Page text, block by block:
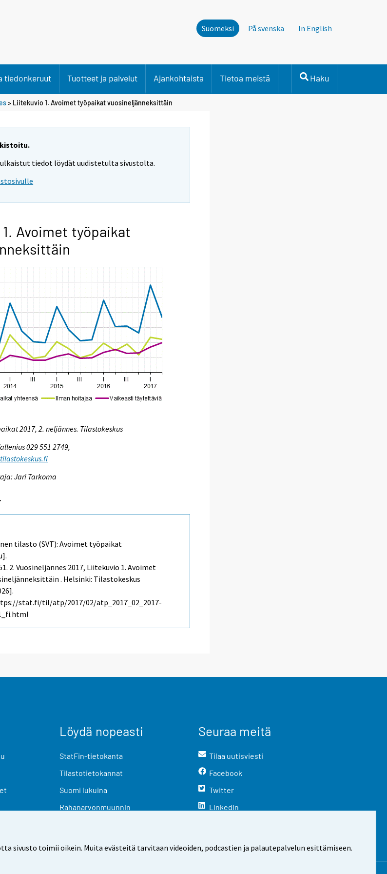
sivusto toimii oikein. Muita evästeitä tarvitaan videoiden, podcastien ja palautepalvelun esittämiseen.
Suomeksi På svenska In English
tiedonkeruut Tuotteet ja palvelut Ajankohtaista Tietoa meistä Haku
> Liitekuvio 1. Avoimet työpaikat vuosineljänneksittäin
julkaistut tiedot löydät uudistetulta sivustolta.
Avoimet työpaikat
2017, 2. neljännes. Tilastokeskus
029 551 2749,
Jari Tarkoma
tilasto (SVT): Avoimet työpaikat
2. Vuosineljännes 2017, Liitekuvio 1. Avoimet
. Helsinki: Tilastokeskus
stat.fi/til/atp/2017/02/atp_2017_02_2017-
Löydä nopeasti
StatFin-tietokanta
Tilastotietokannat
Suomi lukuina
Rahanarvonmuunnin
Seuraa meitä
Tilaa uutisviesti
Facebook
Twitter
LinkedIn